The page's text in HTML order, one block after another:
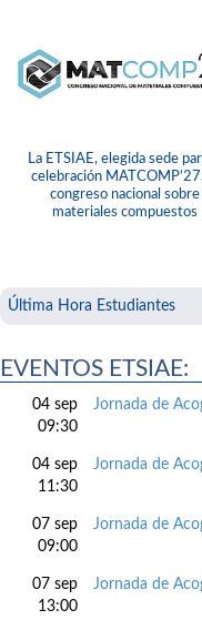
La ETSIAE, elegida sede
celebración
congreso nacional sobre
materiales compuestos
Última Hora Estudiantes
EVENTOS ETSIAE:
04 sep
09:30
Jornada de
04 sep
11:30
Jornada de
07 sep
09:00
Jornada de
07 sep
13:00
Jornada de